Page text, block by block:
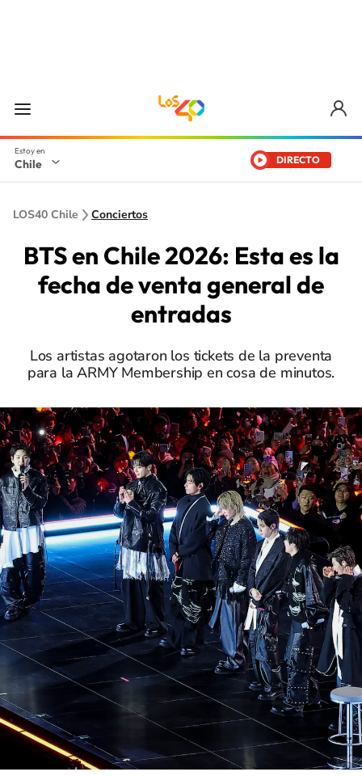
Chile DIRECTO
LOS40 Chile Conciertos
BTS en Chile 2026: Esta es la
fecha de venta general de
entradas
Los artistas agotaron los tickets de la preventa
para la ARMY Membership en cosa de minutos.